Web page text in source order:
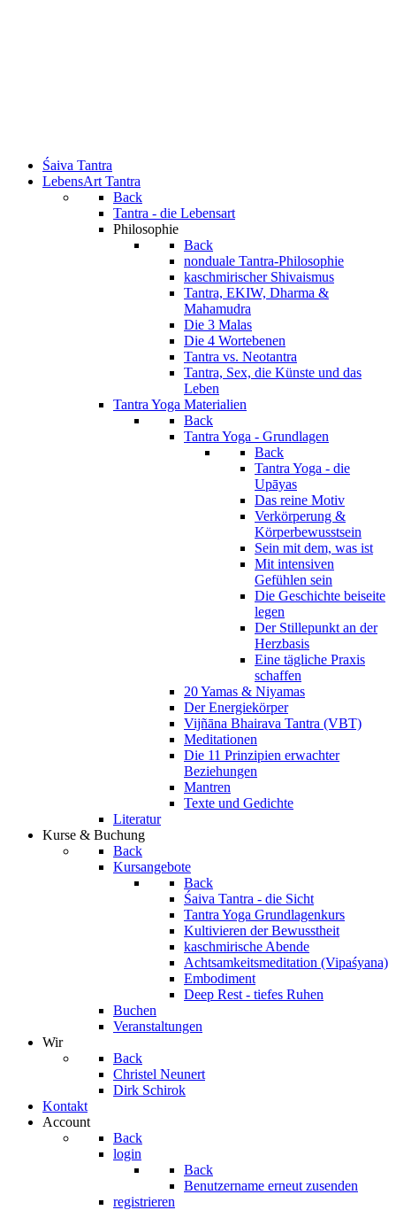
Śaiva Tantra
LebensArt Tantra
Back
Tantra - die Lebensart
Philosophie
Back
nonduale Tantra-Philosophie
kaschmirischer Shivaismus
Tantra, EKIW, Dharma &
Mahamudra
Die 3 Malas
Die 4 Wortebenen
Tantra vs. Neotantra
Tantra, Sex, die Künste und das
Leben
Tantra Yoga Materialien
Back
Tantra Yoga - Grundlagen
Back
Tantra Yoga - die
Upāyas
Das reine Motiv
Verkörperung &
Körperbewusstsein
Sein mit dem, was ist
Mit intensiven
Gefühlen sein
Die Geschichte beiseite
legen
Der Stillepunkt an der
Herzbasis
Eine tägliche Praxis
schaffen
20 Yamas & Niyamas
Der Energiekörper
Vijñāna Bhairava Tantra (VBT)
Meditationen
Die 11 Prinzipien erwachter
Beziehungen
Mantren
Texte und Gedichte
Literatur
Kurse & Buchung
Back
Kursangebote
Back
Śaiva Tantra - die Sicht
Tantra Yoga Grundlagenkurs
Kultivieren der Bewusstheit
kaschmirische Abende
Achtsamkeitsmeditation (Vipaśyana)
Embodiment
Deep Rest - tiefes Ruhen
Buchen
Veranstaltungen
Wir
Back
Christel Neunert
Dirk Schirok
Kontakt
Account
Back
login
Back
Benutzername erneut zusenden
registrieren